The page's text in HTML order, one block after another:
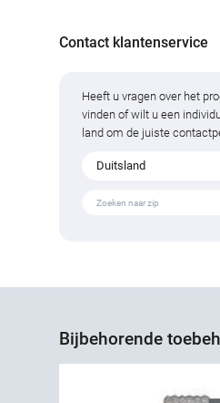
Contact klantenservice
Heeft u vragen over het
vinden of wilt u een
land om de juiste
Duitsland
Bijbehorende